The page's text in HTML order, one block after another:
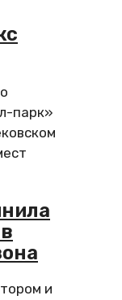
парк»
и